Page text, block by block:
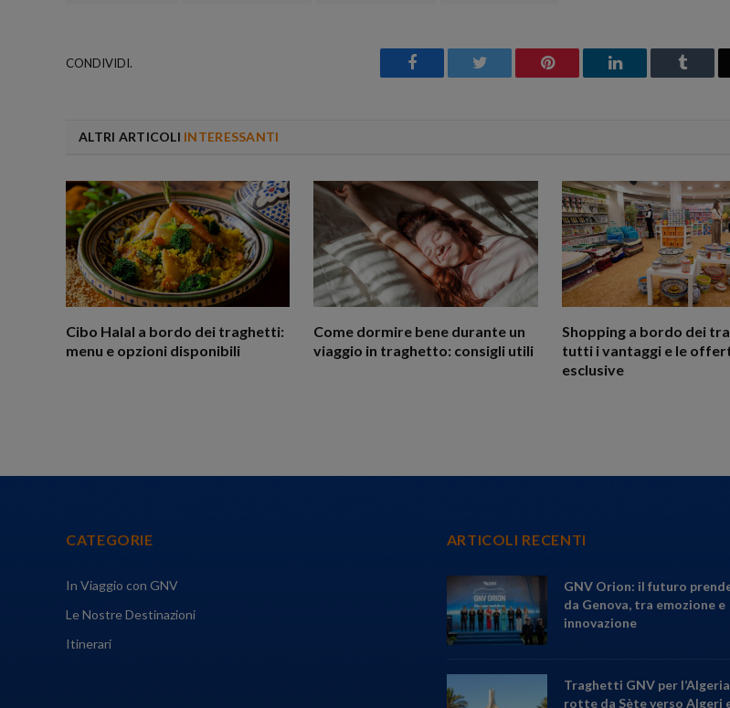
CONDIVIDI. Facebook Twitter Pinterest LinkedIn Tumblr
ALTRI ARTICOLI INTERESSANTI
Cibo Halal a bordo dei traghetti:
menu e opzioni disponibili
Come dormire bene durante un
viaggio in traghetto: consigli utili
Shopping a bordo dei
tutti i vantaggi e le
esclusive
CATEGORIE
In Viaggio con GNV
Le Nostre Destinazioni
Itinerari
ARTICOLI RECENTI
GNV Orion: il futuro
da Genova, tra emozione e
innovazione
Traghetti GNV per
rotte da Sète verso Algeri